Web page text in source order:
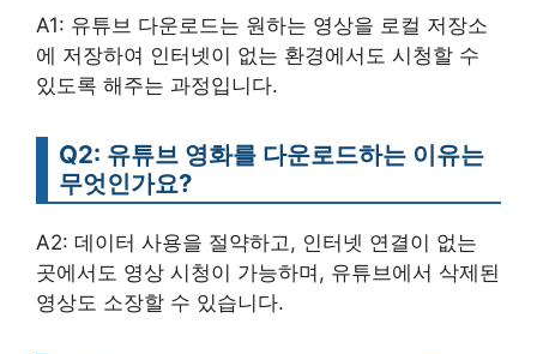
A1: 유튜브 다운로드는 원하는 영상을 로컬 저장소
에 저장하여 인터넷이 없는 환경에서도 시청할 수
있도록 해주는 과정입니다.
Q2: 유튜브 영화를 다운로드하는 이유는
무엇인가요?
A2: 데이터 사용을 절약하고, 인터넷 연결이 없는
곳에서도 영상 시청이 가능하며, 유튜브에서 삭제된
영상도 소장할 수 있습니다.